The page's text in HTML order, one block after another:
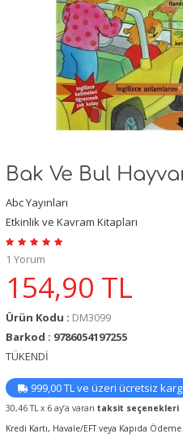
Bak Ve Bul
Abc Yayınları
Etkinlik ve Kavram Kitapları
1 Yorum
154,90 TL
Ürün Kodu : DM3099
Barkod : 9786054197255
TÜKENDİ
999,00 TL ve üzeri ücretsiz
30,46 TL x 6 ay’a varan taksit seçenekleri
Kredi Kartı, Havale/EFT veya Kapıda